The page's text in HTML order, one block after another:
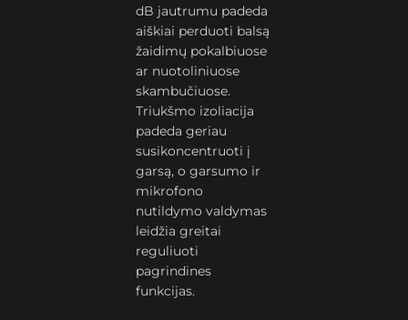
dB jautrumu padeda
aiškiai perduoti balsą
žaidimų pokalbiuose
ar nuotoliniuose
skambučiuose.
Triukšmo izoliacija
padeda geriau
susikoncentruoti į
garsą, o garsumo ir
mikrofono
nutildymo valdymas
leidžia greitai
reguliuoti
pagrindines
funkcijas.